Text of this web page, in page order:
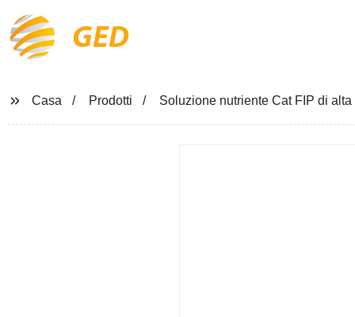
GED
Casa Prodotti Soluzione nutriente Cat FIP di